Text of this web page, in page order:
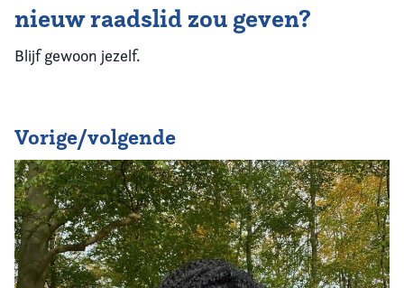
nieuw raadslid zou geven?
Blijf gewoon jezelf.
Vorige/volgende